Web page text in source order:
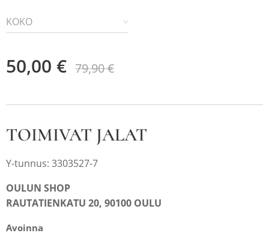
KOKO
50,00 € 79,90€
TOIMIVAT JALAT
Y-tunnus: 3303527-7
OULUN SHOP
RAUTATIENKATU 20, 90100 OULU
Avoinna